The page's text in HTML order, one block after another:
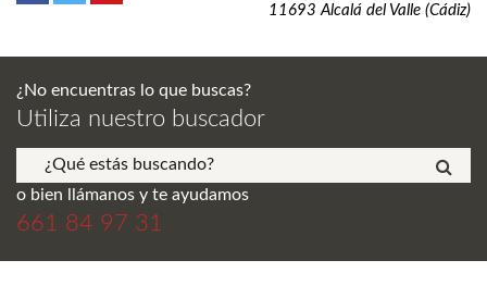
11693 Alcalá del Valle (Cádiz)
¿No encuentras lo que buscas?
Utiliza nuestro buscador
o bien llámanos y te ayudamos
661 84 97 31